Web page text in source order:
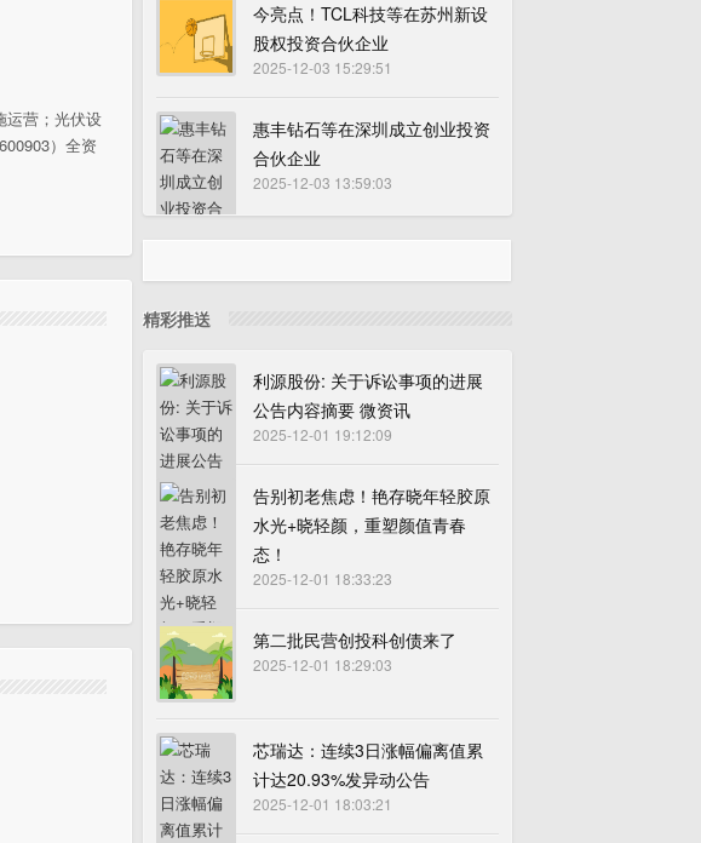
运营；光伏设
）全资
今亮点！TCL科技等在苏州新设
股权投资合伙企业
2025-12-03 15:29:51
惠丰钻石等在深圳成立创业投资
合伙企业
2025-12-03 13:59:03
精彩推送
利源股份: 关于诉讼事项的进展
公告内容摘要 微资讯
2025-12-01 19:12:09
告别初老焦虑！艳存晓年轻胶原
水光+晓轻颜，重塑颜值青春
态！
2025-12-01 18:33:23
第二批民营创投科创债来了
2025-12-01 18:29:03
芯瑞达：连续3日涨幅偏离值累
计达20.93%发异动公告
2025-12-01 18:03:21